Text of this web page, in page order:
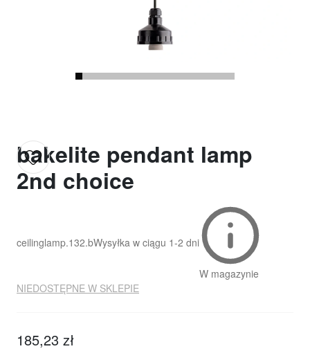
bakelite pendant lamp
2nd choice
ceilinglamp.132.bWysyłka w ciągu 1-2 dni
W magazynie
NIEDOSTĘPNE W SKLEPIE
185,23 zł